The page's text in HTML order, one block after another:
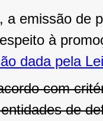
a emissão de
à
dada pela
com
de